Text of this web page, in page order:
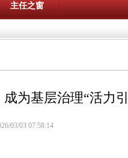
主任之窗
成为基层治理“活
03/03 07:58:14